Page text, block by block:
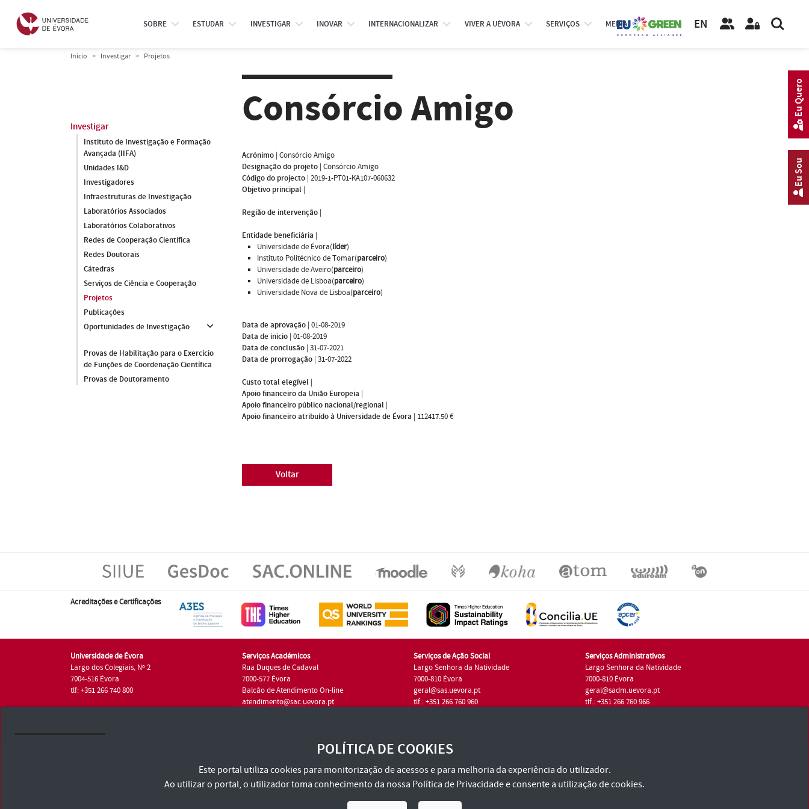
SOBRE ESTUDAR INVESTIGAR INOVAR INTERNACIONALIZAR VIVER A UÉVORA SERVIÇOS MEDIA EN
Início Investigar Projetos
Investigar
Instituto de Investigação e Formação
Avançada (IIFA)
Unidades I&D
Investigadores
Infraestruturas de Investigação
Laboratórios Associados
Laboratórios Colaborativos
Redes de Cooperação Científica
Redes Doutorais
Cátedras
Serviços de Ciência e Cooperação
Projetos
Publicações
Oportunidades de Investigação
Provas de Habilitação para o Exercício
de Funções de Coordenação Científica
Provas de Doutoramento
Consórcio Amigo
Acrónimo | Consórcio Amigo
Designação do projeto | Consórcio Amigo
Código do projecto | 2019-1-PT01-KA107-060632
Objetivo principal |
Região de intervenção |
Entidade beneficiária |
Universidade de Évora(líder)
Instituto Politécnico de Tomar(parceiro)
Universidade de Aveiro(parceiro)
Universidade de Lisboa(parceiro)
Universidade Nova de Lisboa(parceiro)
Data de aprovação | 01-08-2019
Data de inicio | 01-08-2019
Data de conclusão | 31-07-2021
Data de prorrogação | 31-07-2022
Custo total elegível |
Apoio financeiro da União Europeia |
Apoio financeiro público nacional/regional |
Apoio financeiro atribuído à Universidade de Évora | 112417.50 €
Voltar
Acreditações e Certificações
Universidade de Évora
Largo dos Colegiais, Nº 2
7004-516 Évora
tlf: +351 266 740 800
Serviços Académicos
Rua Duques de Cadaval
7000-577 Évora
Balcão de Atendimento On-line
atendimento@sac.uevora.pt
Serviços de Ação Social
Largo Senhora da Natividade
7000-810 Évora
geral@sas.uevora.pt
tlf.: +351 266 760 960
Serviços Administrativos
Largo Senhora da Natividade
7000-810 Évora
geral@sadm.uevora.pt
tlf.: +351 266 760 966
Consulte os Termos e Condições e Política de Privacidade
Eu Sou
Eu Quero
POLÍTICA DE COOKIES
Este portal utiliza cookies para monitorização de acessos e para melhoria da experiência do utilizador.
Ao utilizar o portal, o utilizador toma conhecimento da nossa Política de Privacidadee consente a utilização de cookies.